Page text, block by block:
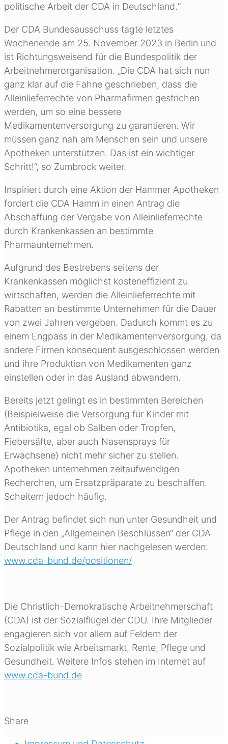
politische Arbeit der CDA in Deutschland.“
Der CDA Bundesausschuss tagte letztes
Wochenende am 25. November 2023 in Berlin und
ist Richtungsweisend für die Bundespolitik der
Arbeitnehmerorganisation. „Die CDA hat sich nun
ganz klar auf die Fahne geschrieben, dass die
Alleinlieferrechte von Pharmafirmen gestrichen
werden, um so eine bessere
Medikamentenversorgung zu garantieren. Wir
müssen ganz nah am Menschen sein und unsere
Apotheken unterstützen. Das ist ein wichtiger
Schritt!“, so Zumbrock weiter.
Inspiriert durch eine Aktion der Hammer Apotheken
fordert die CDA Hamm in einen Antrag die
Abschaffung der Vergabe von Alleinlieferrechte
durch Krankenkassen an bestimmte
Pharmaunternehmen.
Aufgrund des Bestrebens seitens der
Krankenkassen möglichst kosteneffizient zu
wirtschaften, werden die Alleinlieferrechte mit
Rabatten an bestimmte Unternehmen für die Dauer
von zwei Jahren vergeben. Dadurch kommt es zu
einem Engpass in der Medikamentenversorgung, da
andere Firmen konsequent ausgeschlossen werden
und ihre Produktion von Medikamenten ganz
einstellen oder in das Ausland abwandern.
Bereits jetzt gelingt es in bestimmten Bereichen
(Beispielweise die Versorgung für Kinder mit
Antibiotika, egal ob Salben oder Tropfen,
Fiebersäfte, aber auch Nasensprays für
Erwachsene) nicht mehr sicher zu stellen.
Apotheken unternehmen zeitaufwendigen
Recherchen, um Ersatzpräparate zu beschaffen.
Scheitern jedoch häufig.
Der Antrag befindet sich nun unter Gesundheit und
Pflege in den „Allgemeinen Beschlüssen“ der CDA
Deutschland und kann hier nachgelesen werden:
www.cda-bund.de/positionen/
Die Christlich-Demokratische Arbeitnehmerschaft
(CDA) ist der Sozialflügel der CDU. Ihre Mitglieder
engagieren sich vor allem auf Feldern der
Sozialpolitik wie Arbeitsmarkt, Rente, Pflege und
Gesundheit. Weitere Infos stehen im Internet auf
www.cda-bund.de
Share